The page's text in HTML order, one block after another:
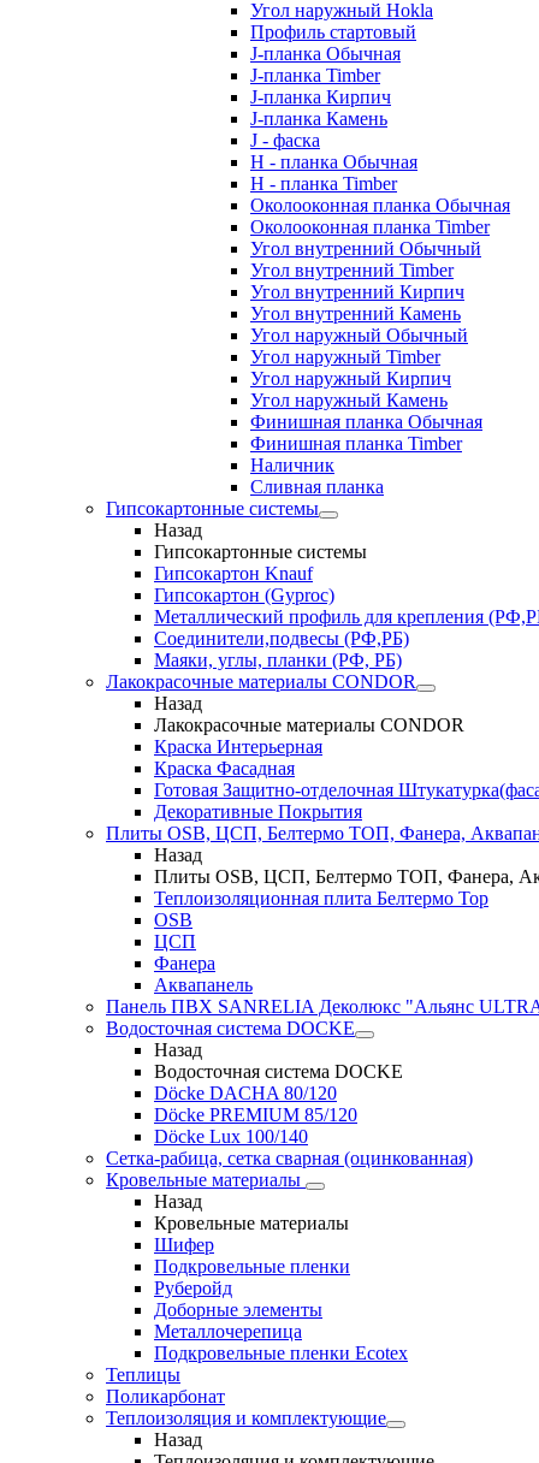
Угол наружный Hokla
Профиль стартовый
J-планка Обычная
J-планка Timber
J-планка Кирпич
J-планка Камень
J - фаска
Н - планка Обычная
Н - планка Timber
Околооконная планка Обычная
Околооконная планка Timber
Угол внутренний Обычный
Угол внутренний Timber
Угол внутренний Кирпич
Угол внутренний Камень
Угол наружный Обычный
Угол наружный Timber
Угол наружный Кирпич
Угол наружный Камень
Финишная планка Обычная
Финишная планка Timber
Наличник
Сливная планка
Гипсокартонные системы
Назад
Гипсокартонные системы
Гипсокартон Knauf
Гипсокартон (Gyproc)
Металлический профиль для крепления
Соединители,подвесы (РФ,РБ)
Маяки, углы, планки (РФ, РБ)
Лакокрасочные материалы CONDOR
Назад
Лакокрасочные материалы CONDOR
Краска Интерьерная
Краска Фасадная
Готовая Защитно-отделочная
Декоративные Покрытия
Плиты OSB, ЦСП, Белтермо ТОП, Фанера,
Назад
Плиты OSB, ЦСП, Белтермо ТОП, Фанера,
Теплоизоляционная плита Белтермо Top
OSB
ЦСП
Фанера
Аквапанель
Панель ПВХ SANRELIA Деколюкс "Альянс
Водосточная система DOCKE
Назад
Водосточная система DOCKE
Döсkе DACHA 80/120
Döcke PREMIUM 85/120
Döсkе Luх 100/140
Сетка-рабица, сетка сварная (оцинкованная)
Кровельные материалы
Назад
Кровельные материалы
Шифер
Подкровельные пленки
Руберойд
Доборные элементы
Металлочерепица
Подкровельные пленки Ecotex
Теплицы
Поликарбонат
Теплоизоляция и комплектующие
Назад